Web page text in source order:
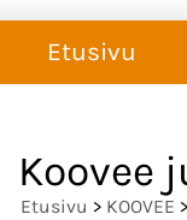
Etusivu
Koovee
Etusivu > KOOVEE >